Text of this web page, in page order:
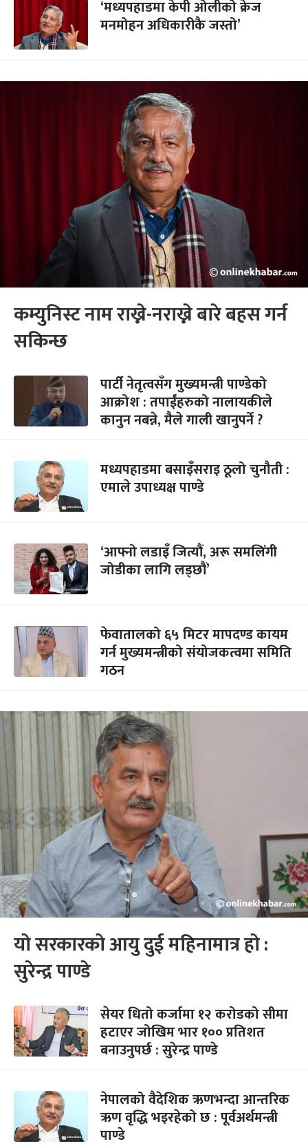
‘मध्यपहाडमा केपी ओलीको क्रेज
मनमोहन अधिकारीकै जस्तो’
कम्युनिस्ट नाम राख्ने-नराख्ने बारे बहस गर्न
सकिन्छ
पार्टी नेतृत्वसँग मुख्यमन्त्री पाण्डेको
आक्रोश : तपाईंहरुको नालायकीले
कानुन नबन्ने, मैले गाली खानुपर्ने ?
मध्यपहाडमा बसाइँसराइ ठूलो चुनौती :
एमाले उपाध्यक्ष पाण्डे
‘आफ्नो लडाइँ जित्यौं, अरू समलिंगी
जोडीका लागि लड्छौं’
फेवातालको ६५ मिटर मापदण्ड कायम
गर्न मुख्यमन्त्रीको संयोजकत्वमा समिति
गठन
यो सरकारको आयु दुई महिनामात्र हो :
सुरेन्द्र पाण्डे
सेयर धितो कर्जामा १२ करोडको सीमा
हटाएर जोखिम भार १०० प्रतिशत
बनाउनुपर्छ : सुरेन्द्र पाण्डे
नेपालको वैदेशिक ऋणभन्दा आन्तरिक
ऋण वृद्धि भइरहेको छ : पूर्वअर्थमन्त्री
पाण्डे